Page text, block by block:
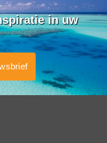
in uw